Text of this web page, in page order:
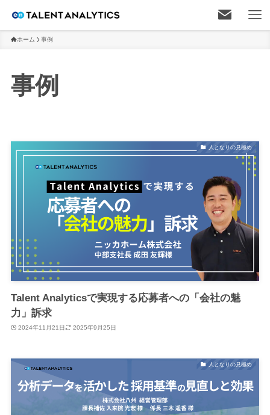
ホーム 事例
事例
人となりの見極め
Talent Analyticsで実現する応募者への「会社の魅
力」訴求
2024年11月21日 2025年9月25日
人となりの見極め